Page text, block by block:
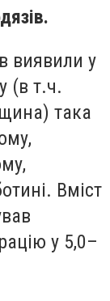
виявили у
(в т.ч.
така
Вміст
у 5,0–